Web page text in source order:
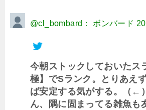
@cl_bombard： ボンバード
今朝ストックしておいたス
極】でSランク。とりあえ
ば安定する気がする。（←
ん、隅に固まってる雑魚も